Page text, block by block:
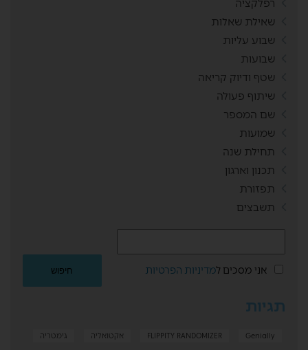
שאילת שאלות
שבוע עליות
שבועות
שטף ודיוק קריאה
שיתוף פעולה
שם המספר
שמועות
תחילת שנה
תכנון וארגון
תפזורת
תשבצים
אני מסכים למדיניות הפרטיות
תגיות
FLIPPITY RANDOMIZER Genially אקטואליה
גימטריה